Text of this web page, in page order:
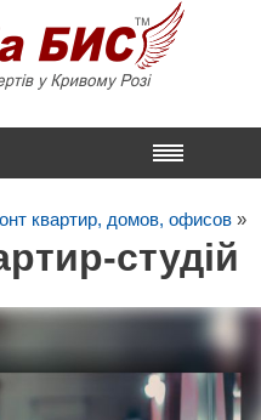
квартир, домов, офисов »
студій